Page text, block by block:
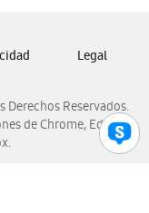
Reservados.
de Chrome, Edge,
Legal